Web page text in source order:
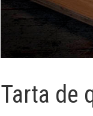
Tarta de